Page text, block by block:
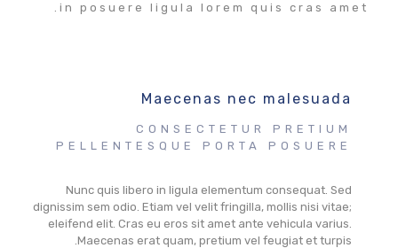
in posuere ligula lorem quis cras amet.
Maecenas nec malesuada
CONSECTETUR PRETIUM
PELLENTESQUE PORTA POSUERE
Nunc quis libero in ligula elementum consequat. Sed
dignissim sem odio. Etiam vel velit fringilla, mollis nisi vitae;
eleifend elit. Cras eu eros sit amet ante vehicula varius.
Maecenas erat quam, pretium vel feugiat et turpis.